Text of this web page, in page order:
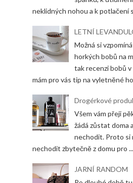
neklidných nohou a k potlačení
LETNÍ
Možná si
horkých bobů na
tak recenzi bobů
mám pro vás tip na vyletněné
Drogérkové
Všem vám přeji
žádá zůstat doma
nechodit. Proto si
nechodit zbytečně z domu pro ...
JARNÍ RANDOM